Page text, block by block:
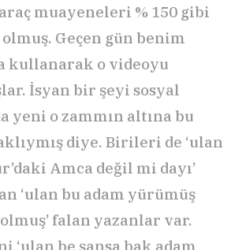
muayeneleri % 150 gibi
Geçen gün benim
kullanarak o videoyu
İsyan bir şeyi sosyal
yeni o zammın altına bu
diye. Birileri de ‘ulan
Amca değil mi dayı’
‘ulan bu adam yürümüş
falan yazanlar var.